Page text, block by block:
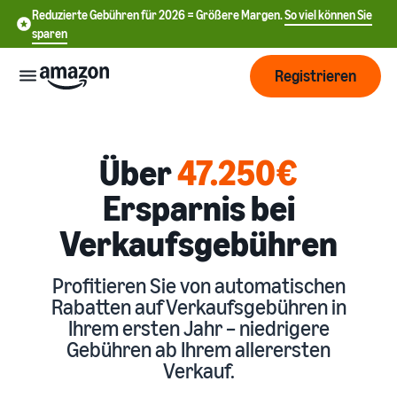
Reduzierte Gebühren für 2026 = Größere Margen.So viel können Sie
sparen
dem
Verkauf
Amazon
Verkaufstarif wählen
Verkaufstarife vergleichen
Übersicht über die
Auftragsabwicklung
Versand durch Amazon
Lagern Sie Versand
Retouren und
Wachsen
Erreichen
Sie mehr
Kunden
Preisgestaltung
CN
English
- GB
Registrieren
Über47.250€
Ersparnis bei
Verkaufsgebühren
Profitieren Sie von automatischen
Rabatten auf Verkaufsgebühren in
Ihrem ersten Jahr – niedrigere
Gebühren ab Ihrem allerersten
Verkauf.